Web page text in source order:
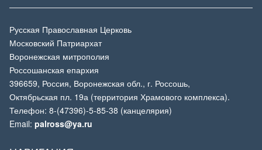
Русская Православная Церковь
Московский Патриархат
Воронежская митрополия
Россошанская епархия
396659, Россия, Воронежская обл., г. Россошь,
Октябрьская пл. 19а (территория Храмового комплекса).
Телефон: 8-(47396)-5-85-38 (канцелярия)
Email: palross@ya.ru